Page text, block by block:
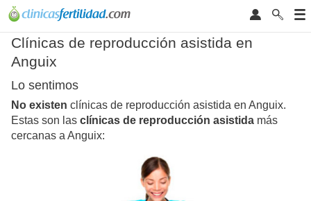
Clínicas de reproducción asistida en
Anguix
Lo sentimos
No existen clínicas de reproducción asistida en Anguix.
Estas son las clínicas de reproducción asistida más
cercanas a Anguix: